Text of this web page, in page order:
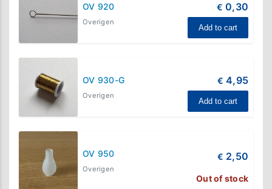
OV 920
Overigen
€ 0,30
Add to cart
OV 930-G
Overigen
€ 4,95
Add to cart
OV 950
Overigen
€ 2,50
Out of stock